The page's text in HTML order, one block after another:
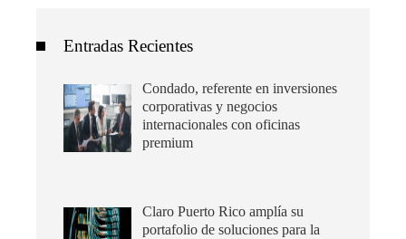
Entradas Recientes
Condado, referente en inversiones
corporativas y negocios
internacionales con oficinas
premium
Claro Puerto Rico amplía su
portafolio de soluciones para la